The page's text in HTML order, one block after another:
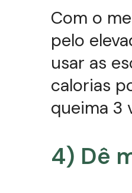
Com o
pelo
usar as
calorias
queima 3
4) Dê